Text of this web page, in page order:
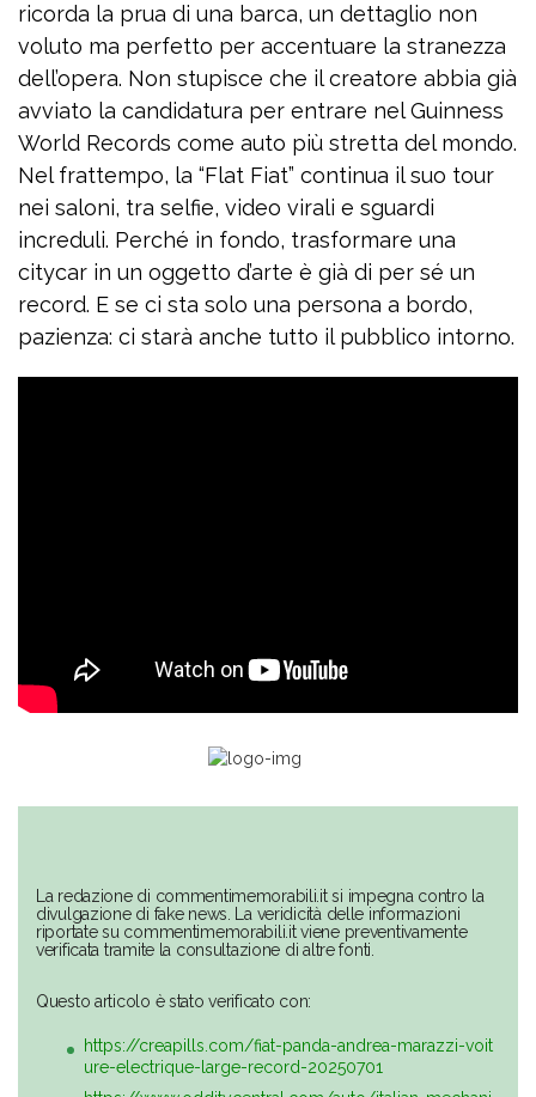
ricorda la prua di una barca, un dettaglio non
voluto ma perfetto per accentuare la stranezza
dell’opera. Non stupisce che il creatore abbia già
avviato la candidatura per entrare nel Guinness
World Records come auto più stretta del mondo.
Nel frattempo, la “Flat Fiat” continua il suo tour
nei saloni, tra selfie, video virali e sguardi
increduli. Perché in fondo, trasformare una
citycar in un oggetto d’arte è già di per sé un
record. E se ci sta solo una persona a bordo,
pazienza: ci starà anche tutto il pubblico intorno.
La redazione di commentimemorabili.it si impegna contro la
divulgazione di fake news. La veridicità delle informazioni
riportate su commentimemorabili.it viene preventivamente
verificata tramite la consultazione di altre fonti.
Questo articolo è stato verificato con:
https://creapills.com/fiat-panda-andrea-marazzi-voit
ure-electrique-large-record-20250701